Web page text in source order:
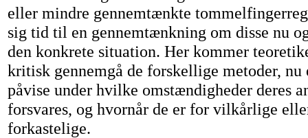
eller mindre gennemtænkte
sig tid til en gennemtænkning om disse nu
den konkrete situation. Her kommer
kritisk gennemgå de forskellige metoder, nu
påvise under hvilke omstændigheder deres
forsvares, og hvornår de er for vilkårlige
forkastelige.